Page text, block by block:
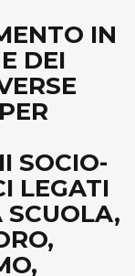
IN
DEI
SOCIO-
LEGATI